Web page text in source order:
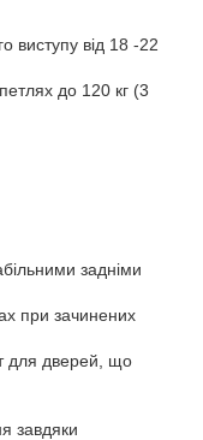
виступу від 18 -22
до 120 кг (3
задніми
при зачинених
для дверей, що
завдяки